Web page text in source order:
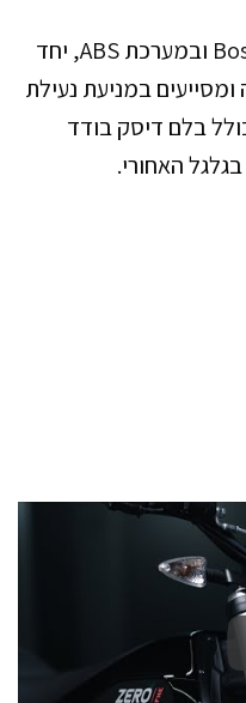
האופנוע מצויד בבלמים של Bosch ובמערכת ABS, יחד
במניעת נעילת
בלם דיסק בודד
האחורי.